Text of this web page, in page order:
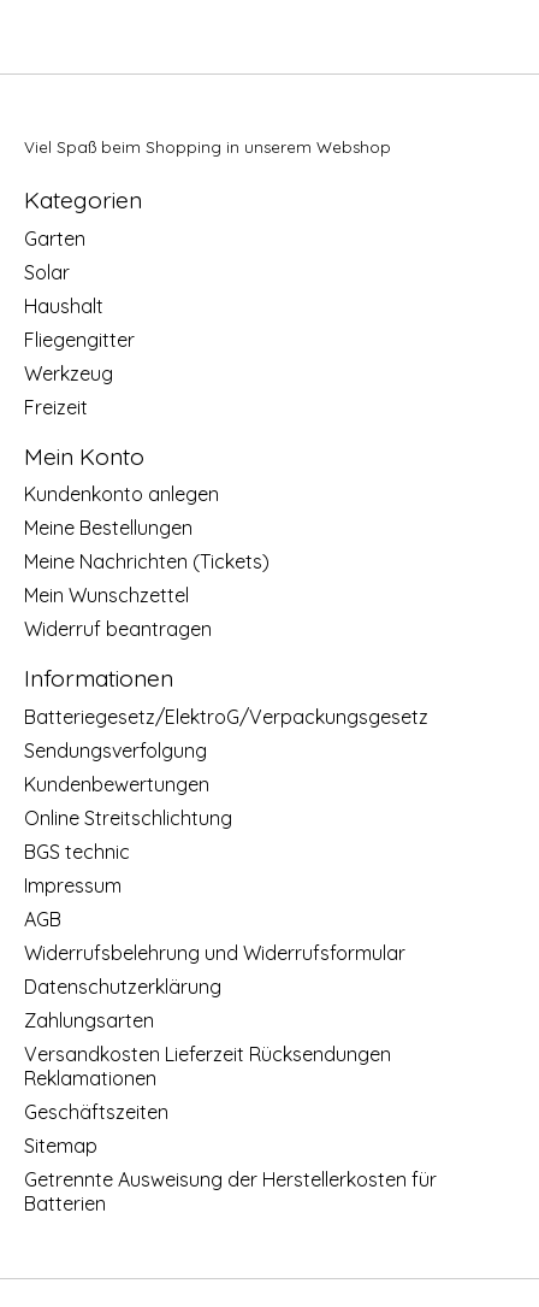
Viel Spaß beim Shopping in unserem Webshop
Kategorien
Garten
Solar
Haushalt
Fliegengitter
Werkzeug
Freizeit
Mein Konto
Kundenkonto anlegen
Meine Bestellungen
Meine Nachrichten (Tickets)
Mein Wunschzettel
Widerruf beantragen
Informationen
Batteriegesetz/ElektroG/Verpackungsgesetz
Sendungsverfolgung
Kundenbewertungen
Online Streitschlichtung
BGS technic
Impressum
AGB
Widerrufsbelehrung und Widerrufsformular
Datenschutzerklärung
Zahlungsarten
Versandkosten Lieferzeit Rücksendungen
Reklamationen
Geschäftszeiten
Sitemap
Getrennte Ausweisung der Herstellerkosten für
Batterien